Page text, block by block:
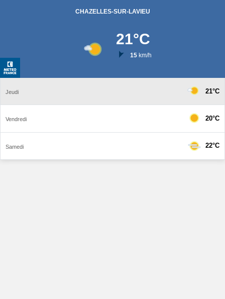
CHAZELLES-SUR-LAVIEU
21°C
15km/h
Jeudi 21°C
Vendredi 20°C
Samedi 22°C